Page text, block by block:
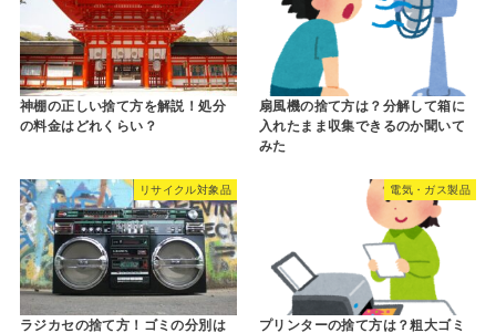
神棚の正しい捨て方を解説！処分
の料金はどれくらい？
扇風機の捨て方は？分解して箱に
入れたまま収集できるのか聞いて
みた
リサイクル対象品
ラジカセの捨て方！ゴミの分別は
電気・ガス製品
プリンターの捨て方は？粗大ゴミ